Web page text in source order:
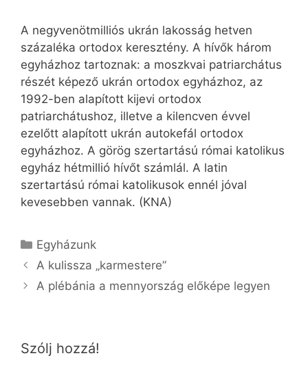
A negyvenötmilliós ukrán lakosság hetven
százaléka ortodox keresztény. A hívők három
egyházhoz tartoznak: a moszkvai patriarchátus
részét képező ukrán ortodox egyházhoz, az
1992-ben alapított kijevi ortodox
patriarchátushoz, illetve a kilencven évvel
ezelőtt alapított ukrán autokefál ortodox
egyházhoz. A görög szertartású római katolikus
egyház hétmillió hívőt számlál. A latin
szertartású római katolikusok ennél jóval
kevesebben vannak. (KNA)
Kategória
Egyházunk
A kulissza „karmestere”
A plébánia a mennyország előképe legyen
Szólj hozzá!